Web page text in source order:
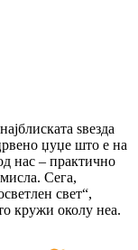
ѕвезда
џуџе што е на
нас – практично
Сега,
свет“,
кружи околу неа.